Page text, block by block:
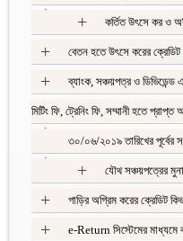
+ কর্তিত উৎসে কর ও
+
বেতন হতে উৎসে করের ক্রেডিট
+
ব্যাংক, সঞ্চয়পত্র ও ডিভিডেন্ড
+
মিটিং ফি, ট্রেনিং ফি, সম্মানী হতে
+ ৩০/০৬/২০১৯ তারিখের পূর্বের
+ যৌথ সঞ্চয়পত্রের
+
গাড়ির অগ্রিম করের ক্রেডিট
+
e-Return সিস্টেমের মাধ্যমে
+